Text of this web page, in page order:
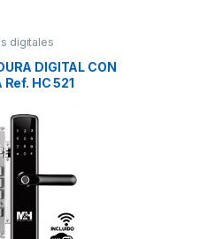
digitales
DIGITAL CON
HC 521